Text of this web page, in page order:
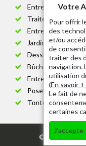
Entreprise de
Traitement anti-
Entreprise
Jardinier taille de
Dessouchage
Bûcheron 87
Entretien espace
Pose et
Tonte de pelouse
© 2020 - Tout
Votre
Pour offrir
des
et/ou
de
traiter des
navigation.
utilisation
(En savoir
Le fait de
certaines
J'accepte